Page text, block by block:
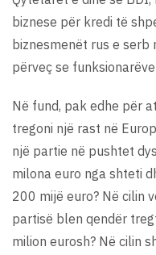
biznese për kredi të
biznesmenët rus e serb
përveç se
Në fund, pak edhe për
tregoni një rast në
një partie në pushtet
milona euro nga shteti
200 mijë euro? Në cilin
partisë blen qendër
milion eurosh? Në cilin